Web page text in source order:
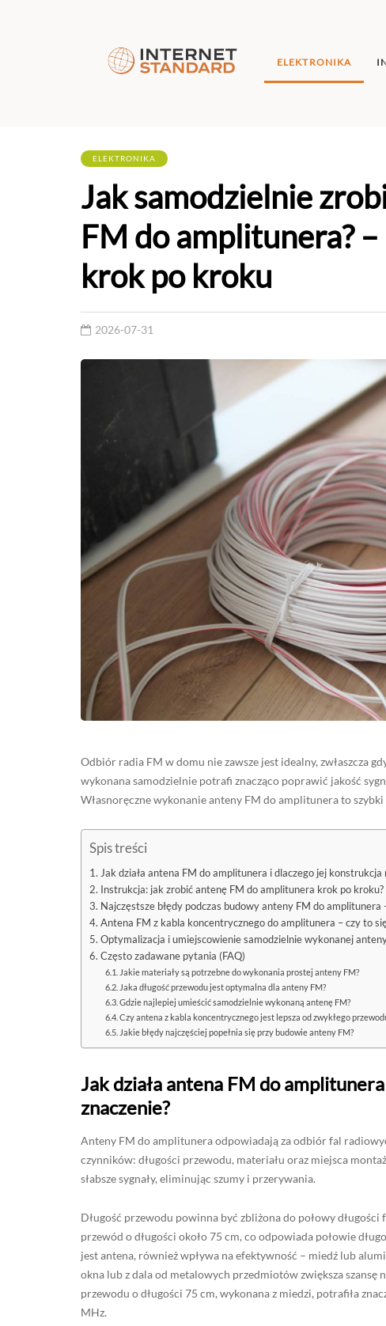
ELEKTRONIKA
ELEKTRONIKA
Jak samodzielnie
FM do amplitunera?
krok po kroku
2026-07-31
Odbiór radia FM w domu nie zawsze jest idealny, zwłaszcza
wykonana samodzielnie potrafi znacząco poprawić jakość
Własnoręczne wykonanie anteny FM do amplitunera to
Spis treści
Jak działa antena FM do amplitunera i dlaczego jej konstrukcja
Instrukcja: jak zrobić antenę FM do amplitunera krok po kroku?
Najczęstsze błędy podczas budowy anteny FM do amplitunera
Antena FM z kabla koncentrycznego do amplitunera – czy to się
Optymalizacja i umiejscowienie samodzielnie wykonanej
Często zadawane pytania (FAQ)
Jakie materiały są potrzebne do wykonania prostej anteny FM?
Jaka długość przewodu jest optymalna dla anteny FM?
Gdzie najlepiej umieścić samodzielnie wykonaną antenę FM?
Czy antena z kabla koncentrycznego jest lepsza od zwykłego
Jakie błędy najczęściej popełnia się przy budowie anteny FM?
Jak działa antena FM do
znaczenie?
Anteny FM do amplitunera odpowiadają za odbiór fal
czynników: długości przewodu, materiału oraz miejsca
słabsze sygnały, eliminując szumy i przerywania.
Długość przewodu powinna być zbliżona do połowy
przewód o długości około 75 cm, co odpowiada połowie
jest antena, również wpływa na efektywność – miedź lub
okna lub z dala od metalowych przedmiotów zwiększa szansę
przewodu o długości 75 cm, wykonana z miedzi, potrafiła
MHz.